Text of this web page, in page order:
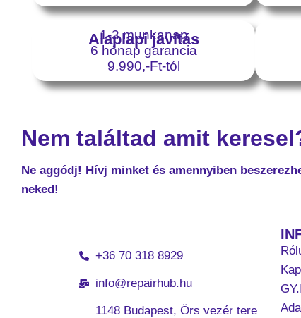
Alaplapi javítás
1-3 munkanap
6 hónap garancia
9.990,-Ft-tól
Nem találtad amit
Ne aggódj! Hívj minket és amennyiben
neked!
+36 70 318 8929
info@repairhub.hu
1148 Budapest, Örs vezér tere